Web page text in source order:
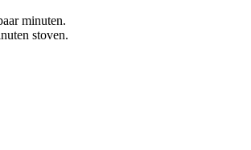
minuten.
stoven.